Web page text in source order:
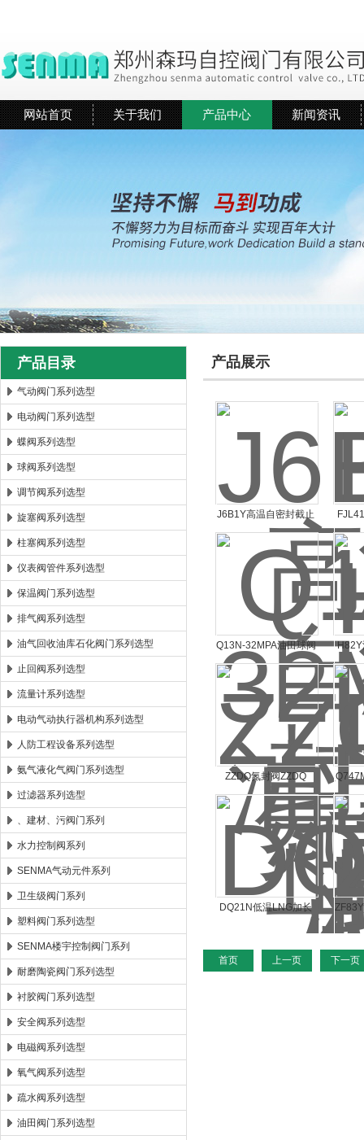
郑州森玛自控阀门有限公司
网站首页 关于我们 产品中心 新闻资讯
产品目录
气动阀门系列选型
电动阀门系列选型
蝶阀系列选型
球阀系列选型
调节阀系列选型
旋塞阀系列选型
柱塞阀系列选型
仪表阀管件系列选型
保温阀门系列选型
排气阀系列选型
油气回收油库石化阀门系列选型
止回阀系列选型
流量计系列选型
电动气动执行器机构系列选型
人防工程设备系列选型
氨气液化气阀门系列选型
过滤器系列选型
、建材、污阀门系列
水力控制阀系列
SENMA气动元件系列
卫生级阀门系列
塑料阀门系列选型
SENMA楼宇控制阀门系列
耐磨陶瓷阀门系列选型
衬胶阀门系列选型
安全阀系列选型
电磁阀系列选型
氧气阀系列选型
疏水阀系列选型
油田阀门系列选型
产品展示
J6B1Y高温自密封截止
阀J6B1Y
放
Q13N-32MPA油田球阀
Q13N-32MPA
H82Y
ZZDQ氮封阀ZZDQ
DQ21N低温LNG加长
首页 上一页 下一页